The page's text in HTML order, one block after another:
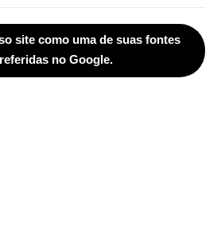
site como uma de suas fontes
no Google.